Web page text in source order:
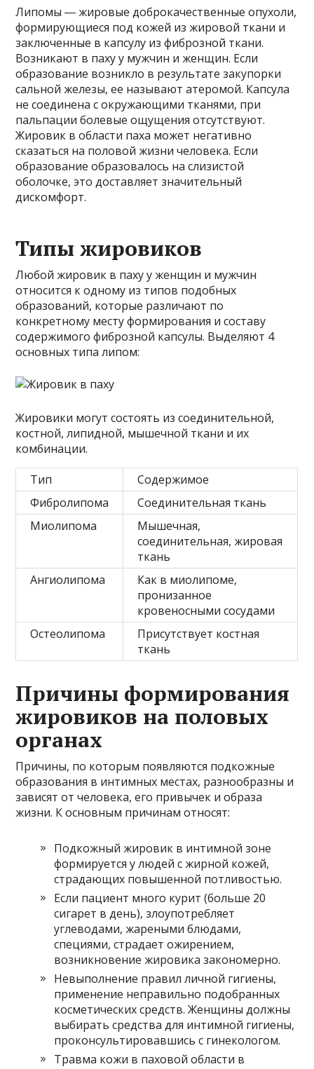
Липомы ― жировые доброкачественные опухоли,
формирующиеся под кожей из жировой ткани и
заключенные в капсулу из фиброзной ткани.
Возникают в паху у мужчин и женщин. Если
образование возникло в результате закупорки
сальной железы, ее называют атеромой. Капсула
не соединена с окружающими тканями, при
пальпации болевые ощущения отсутствуют.
Жировик в области паха может негативно
сказаться на половой жизни человека. Если
образование образовалось на слизистой
оболочке, это доставляет значительный
дискомфорт.
Типы жировиков
Любой жировик в паху у женщин и мужчин
относится к одному из типов подобных
образований, которые различают по
конкретному месту формирования и составу
содержимого фиброзной капсулы. Выделяют 4
основных типа липом:
Жировики могут состоять из соединительной,
костной, липидной, мышечной ткани и их
комбинации.
Тип
Содержимое
Фибролипома
Соединительная ткань
Миолипома
Мышечная,
соединительная, жировая
ткань
Ангиолипома
Как в миолипоме,
пронизанное
кровеносными сосудами
Остеолипома
Присутствует костная
ткань
Причины формирования
жировиков на половых
органах
Причины, по которым появляются подкожные
образования в интимных местах, разнообразны и
зависят от человека, его привычек и образа
жизни. К основным причинам относят:
Подкожный жировик в интимной зоне
формируется у людей с жирной кожей,
страдающих повышенной потливостью.
Если пациент много курит (больше 20
сигарет в день), злоупотребляет
углеводами, жареными блюдами,
специями, страдает ожирением,
возникновение жировика закономерно.
Невыполнение правил личной гигиены,
применение неправильно подобранных
косметических средств. Женщины должны
выбирать средства для интимной гигиены,
проконсультировавшись с гинекологом.
Травма кожи в паховой области в